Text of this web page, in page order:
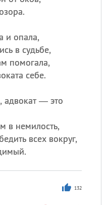
и опала,
в судьбе,
помогала,
себе.
адвокат — это
в немилость,
всех вокруг,
132